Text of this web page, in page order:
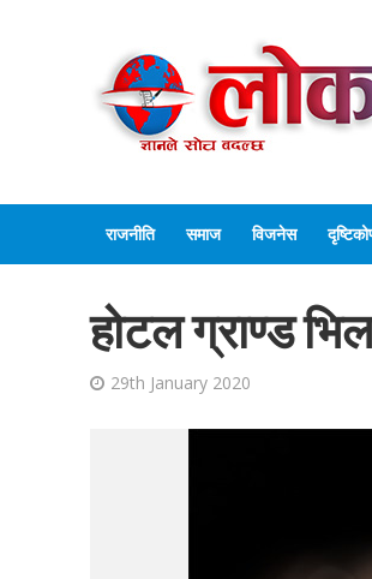
राजनीति समाज विजनेस
होटल ग्राण्ड
29th January 2020